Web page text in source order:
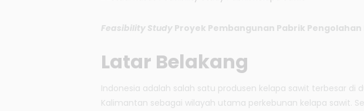
Feasibility Study Proyek Pembangunan Pabrik
Latar Belakang
Indonesia adalah salah satu produsen kelapa sawit terbesar di
Kalimantan sebagai wilayah utama perkebunan kelapa sawit.